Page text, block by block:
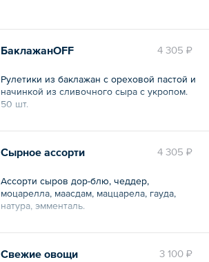
Общий вес – 1.5 кг
4 305 ₽
БаклажанOFF
Рулетики из баклажан с ореховой пастой и
начинкой из сливочного сыра с укропом.
50 шт.
4 305 ₽
Сырное ассорти
Ассорти сыров дор-блю, чеддер,
моцарелла, маасдам, маццарела, гауда,
натура, эмменталь.
Общий вес – 1.3 кг
3 100 ₽
Свежие овощи